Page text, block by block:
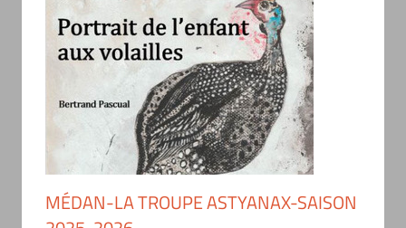
MÉDAN-LA TROUPE ASTYANAX-SAISON